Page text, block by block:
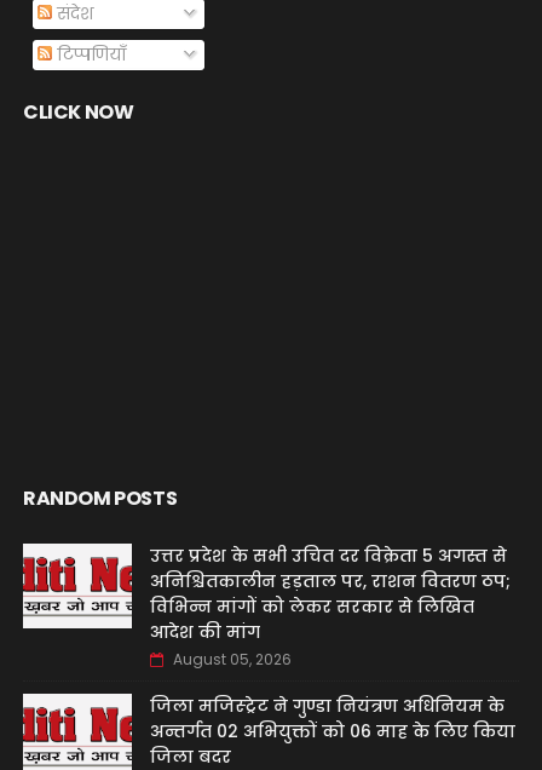
संदेश
टिप्पणियाँ
CLICK NOW
RANDOM POSTS
उत्तर प्रदेश के सभी उचित दर विक्रेता 5 अगस्त से
अनिश्चितकालीन हड़ताल पर, राशन वितरण ठप;
विभिन्न मांगों को लेकर सरकार से लिखित
आदेश की मांग
August 05, 2026
जिला मजिस्ट्रेट ने गुण्डा नियंत्रण अधिनियम के
अन्तर्गत 02 अभियुक्तों को 06 माह के लिए किया
जिला बदर